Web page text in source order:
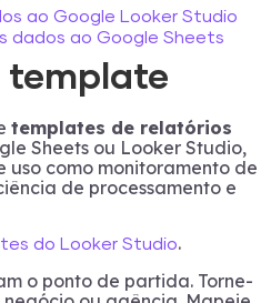
ao Google Looker Studio
dados ao Google Sheets
template
templates de relatórios
Sheets ou Looker Studio,
uso como monitoramento de
de processamento e
do Looker Studio.
o ponto de partida. Torne-